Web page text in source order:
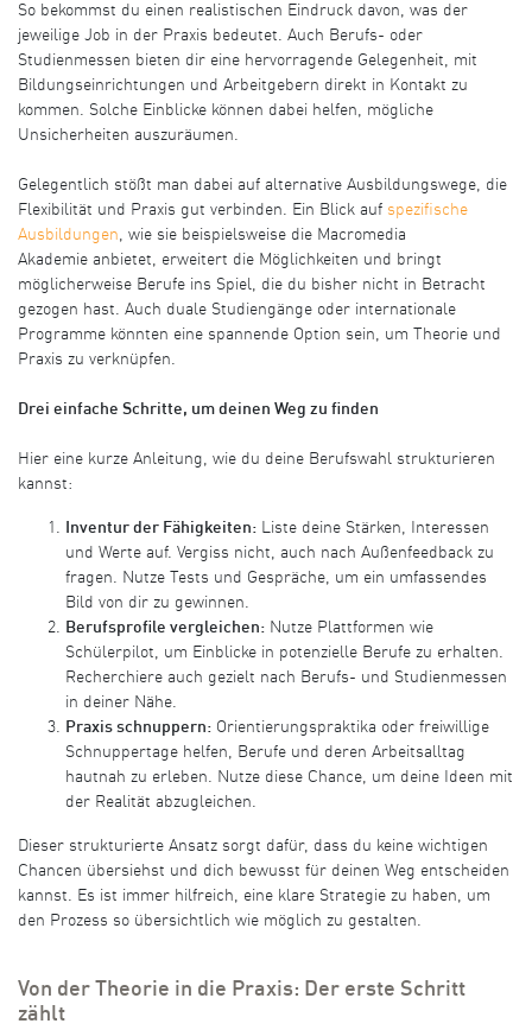
So bekommst du einen realistischen Eindruck davon, was der
jeweilige Job in der Praxis bedeutet. Auch Berufs- oder
Studienmessen bieten dir eine hervorragende Gelegenheit, mit
Bildungseinrichtungen und Arbeitgebern direkt in Kontakt zu
kommen. Solche Einblicke können dabei helfen, mögliche
Unsicherheiten auszuräumen.
Gelegentlich stößt man dabei auf alternative Ausbildungswege, die
Flexibilität und Praxis gut verbinden. Ein Blick auf spezifische
Ausbildungen , wie sie beispielsweise die Macromedia
Akademie anbietet, erweitert die Möglichkeiten und bringt
möglicherweise Berufe ins Spiel, die du bisher nicht in Betracht
gezogen hast. Auch duale Studiengänge oder internationale
Programme könnten eine spannende Option sein, um Theorie und
Praxis zu verknüpfen.
Drei einfache Schritte, um deinen Weg zu finden
Hier eine kurze Anleitung, wie du deine Berufswahl strukturieren
kannst:
Inventur der Fähigkeiten: Liste deine Stärken, Interessen
und Werte auf. Vergiss nicht, auch nach Außenfeedback zu
fragen. Nutze Tests und Gespräche, um ein umfassendes
Bild von dir zu gewinnen.
Berufsprofile vergleichen: Nutze Plattformen wie
Schülerpilot, um Einblicke in potenzielle Berufe zu erhalten.
Recherchiere auch gezielt nach Berufs- und Studienmessen
in deiner Nähe.
Praxis schnuppern: Orientierungspraktika oder freiwillige
Schnuppertage helfen, Berufe und deren Arbeitsalltag
hautnah zu erleben. Nutze diese Chance, um deine Ideen mit
der Realität abzugleichen.
Dieser strukturierte Ansatz sorgt dafür, dass du keine wichtigen
Chancen übersiehst und dich bewusst für deinen Weg entscheiden
kannst. Es ist immer hilfreich, eine klare Strategie zu haben, um
den Prozess so übersichtlich wie möglich zu gestalten.
Von der Theorie in die Praxis: Der erste Schritt
zählt